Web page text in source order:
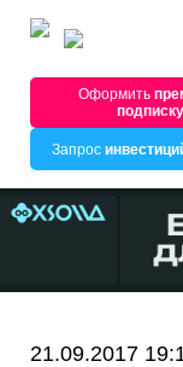
Оформить
подписку
Запрос
21.09.2017